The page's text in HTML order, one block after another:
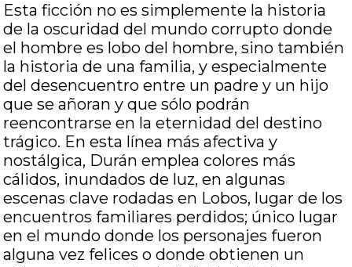
Esta ficción no es simplemente la historia
de la oscuridad del mundo corrupto donde
el hombre es lobo del hombre, sino también
la historia de una familia, y especialmente
del desencuentro entre un padre y un hijo
que se añoran y que sólo podrán
reencontrarse en la eternidad del destino
trágico. En esta línea más afectiva y
nostálgica, Durán emplea colores más
cálidos, inundados de luz, en algunas
escenas clave rodadas en Lobos, lugar de los
encuentros familiares perdidos; único lugar
en el mundo donde los personajes fueron
alguna vez felices o donde obtienen un